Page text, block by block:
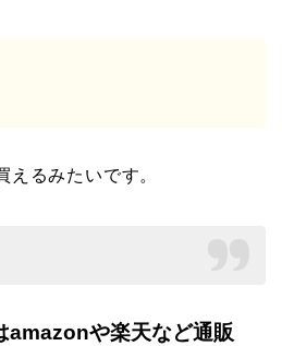
えるみたいです。
amazonや楽天など通販